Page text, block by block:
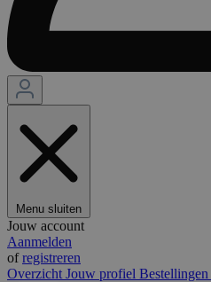
Menu sluiten
Jouw account
Aanmelden
ofregistreren
Overzicht Jouw profiel Bestellingen